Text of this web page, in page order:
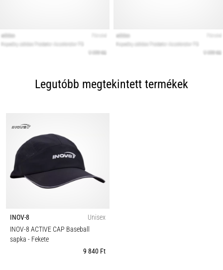
Legutóbb megtekintett termékek
INOV-8
Unisex
INOV-8 ACTIVE CAP Baseball
sapka - Fekete
9 840 Ft